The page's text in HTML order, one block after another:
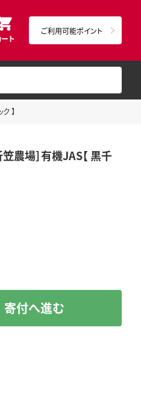
ート
ご利用可能ポイント
】
農場］有機JAS【 黒千
寄付へ進む